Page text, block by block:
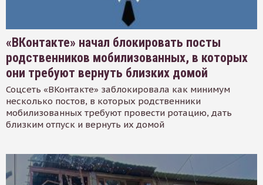
«ВКонтакте» начал блокировать посты
родственников мобилизованных, в которых
они требуют вернуть близких домой
Соцсеть «ВКонтакте» заблокировала как минимум
несколько постов, в которых родственники
мобилизованных требуют провести ротацию, дать
близким отпуск и вернуть их домой